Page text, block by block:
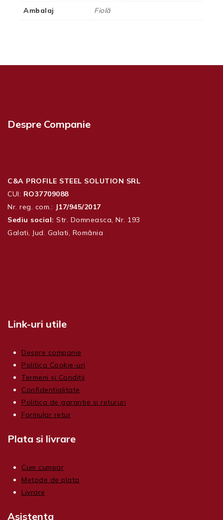
Ambalaj Fiolă
Despre Companie
C&A PROFILE STEEL SOLUTION SRL
CUI: RO37709088
Nr. reg. com.: J17/945/2017
Sediu social: Str. Domneasca, Nr. 193
Galati, Jud. Galati, România
Link-uri utile
Despre companie
Politica Cookie-uri
Termeni și Condiții
Confidentialitate
Politica de garantie si retururi
Formular retur
Plata si livrare
Cum cumpar
Metode de plata
Livrare
Asistenta